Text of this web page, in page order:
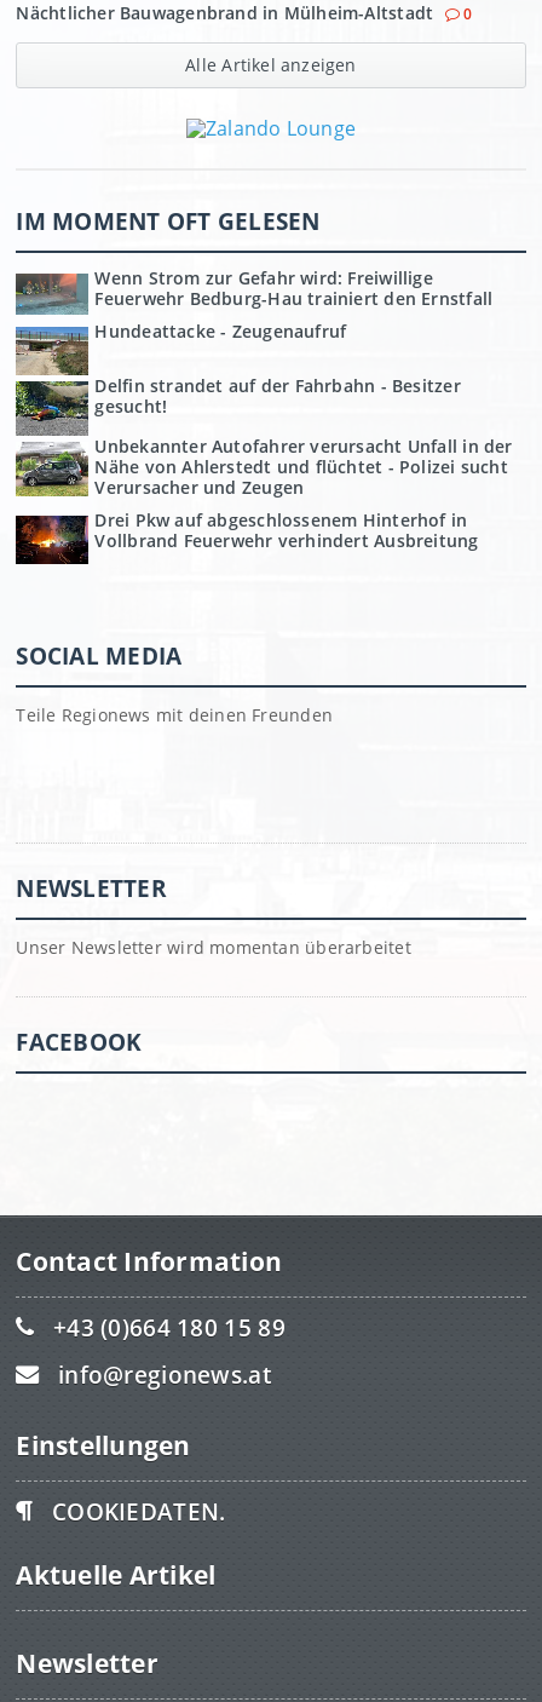
Nächtlicher Bauwagenbrand in Mülheim-Altstadt 0
Alle Artikel anzeigen
IM MOMENT OFT GELESEN
Wenn Strom zur Gefahr wird: Freiwillige
Feuerwehr Bedburg-Hau trainiert den Ernstfall
Hundeattacke - Zeugenaufruf
Delfin strandet auf der Fahrbahn - Besitzer
gesucht!
Unbekannter Autofahrer verursacht Unfall in der
Nähe von Ahlerstedt und flüchtet - Polizei sucht
Verursacher und Zeugen
Drei Pkw auf abgeschlossenem Hinterhof in
Vollbrand Feuerwehr verhindert Ausbreitung
SOCIAL MEDIA
Teile Regionews mit deinen Freunden
NEWSLETTER
Unser Newsletter wird momentan überarbeitet
FACEBOOK
Contact Information
+43 (0)664 180 15 89
info@regionews.at
Einstellungen
COOKIEDATEN.
Aktuelle Artikel
Newsletter